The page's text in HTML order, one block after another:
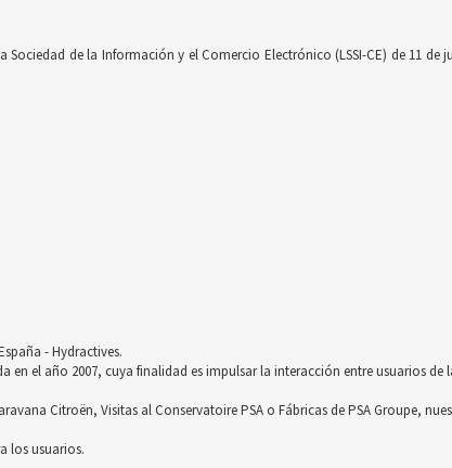
de la Información y el Comercio Electrónico (LSSI-CE) de 11
- Hydractives.
el año 2007, cuya finalidad es impulsar la interacción entre usuarios de
Citroën, Visitas al Conservatoire PSA o Fábricas de PSA Groupe,
los usuarios.